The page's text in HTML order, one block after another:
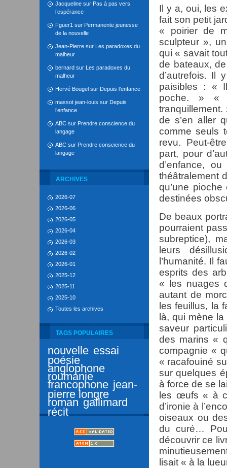
Jacqueline sur Pas à pas vers
l’espérance
Fguer1 sur Permanente jeunesse
de la nouvelle
Jean-Pierre sur Les paradoxes du
malheur
bernard sur Les paradoxes du
malheur
Hervé Bougel sur Depuis l’enfance
massot jean-louis sur Depuis
l’enfance
ABC sur Prendre conscience du
langage
ABC sur Prendre conscience du
langage
ARCHIVES
2026-07
2026-06
2026-05
2026-04
2026-03
2026-02
2026-01
2025-12
2025-11
2025-10
Toutes les archives
TAGS POPULAIRES
nouvelle essai
poésie
anglophone
roumanie
francophone jean-
pierre longre
roman gallimard
récit
Il y a, oui, les
fait son petit
« poirier de
sculpteur »,
qui « savait
de bateaux,
d’autrefois. Il
paisibles : «
poche. » «
de s’en aller
comme seuls
revu. Peut-
part, pour
d’enfance,
théâtralement
qu’une
destinées
De beaux
pourraient
subreptice),
leurs
l’humanité. Il
esprits des
« les nuages
autant de
les feuillus, la
là, qui mène
saveur
des marins «
compagnie «
« racafouiné
sur quelques
à force de se
les œufs « à
d’ironie à
oiseaux ou
du curé…
découvrir ce
lisait « à la